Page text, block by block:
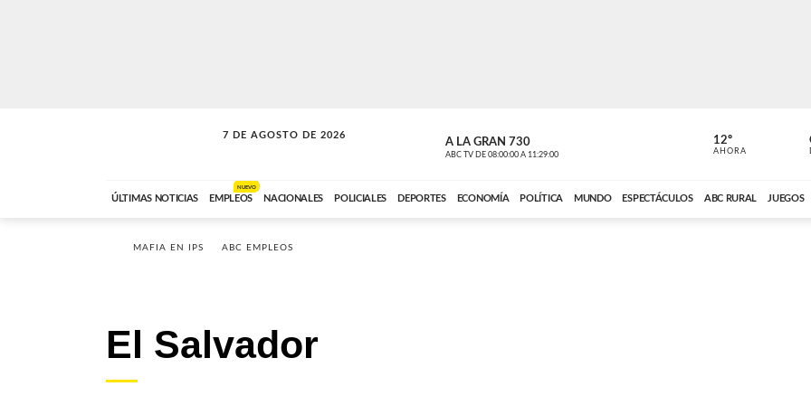
7 DE AGOSTO DE 2026
LA INCONDICIONAL A LA GRAN 730
ABC TV DE 08:00:00 A 11:29:00
A LA GRAN
ABC CARDINAL
12º
AHORA
ÚLTIMAS NOTICIAS EMPLEOS
NUEVO
NACIONALES POLICIALES DEPORTES ECONOMÍA POLÍTICA MUNDO ESPECTÁCULOS ABC RURAL JUEGOS
MAFIA EN IPS ABC EMPLEOS
El Salvador